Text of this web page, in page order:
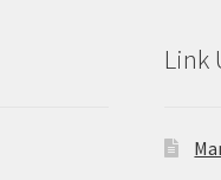
Link